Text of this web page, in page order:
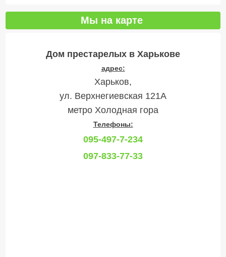
Мы на карте
Дом престарелых в Харькове
адрес:
Харьков,
ул. Верхнегиевская 121А
метро Холодная гора
Телефоны:
095-497-7-234
097-833-77-33